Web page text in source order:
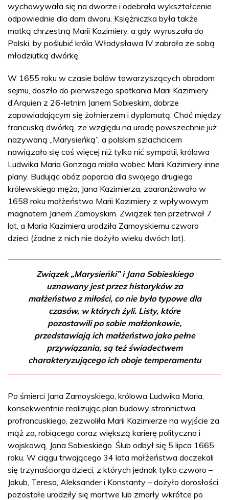
wychowywała się na dworze i odebrała wykształcenie
odpowiednie dla dam dworu. Księżniczka była także
matką chrzestną Marii Kazimiery, a gdy wyruszała do
Polski, by poślubić króla Władysława IV zabrała ze sobą
młodziutką dwórkę.
W 1655 roku w czasie balów towarzyszących obradom
sejmu, doszło do pierwszego spotkania Marii Kazimiery
d’Arquien z 26-letnim Janem Sobieskim, dobrze
zapowiadającym się żołnierzem i dyplomatą. Choć między
francuską dwórką, ze względu na urodę powszechnie już
nazywaną „Marysieńką”, a polskim szlachcicem
nawiązało się coś więcej niż tylko nić sympatii, królowa
Ludwika Maria Gonzaga miała wobec Marii Kazimiery inne
plany. Budując obóz poparcia dla swojego drugiego
królewskiego męża, Jana Kazimierza, zaaranżowała w
1658 roku małżeństwo Marii Kazimiery z wpływowym
magnatem Janem Zamoyskim. Związek ten przetrwał 7
lat, a Maria Kazimiera urodziła Zamoyskiemu czworo
dzieci (żadne z nich nie dożyło wieku dwóch lat).
Związek „Marysieńki” i Jana Sobieskiego
uznawany jest przez historyków za
małżeństwo z miłości, co nie było typowe dla
czasów, w których żyli. Listy, które
pozostawili po sobie małżonkowie,
przedstawiają ich małżeństwo jako pełne
przywiązania, są też świadectwem
charakteryzującego ich oboje temperamentu
Po śmierci Jana Zamoyskiego, królowa Ludwika Maria,
konsekwentnie realizując plan budowy stronnictwa
profrancuskiego, zezwoliła Marii Kazimierze na wyjście za
mąż za, robiącego coraz większą karierę polityczna i
wojskową, Jana Sobieskiego. Ślub odbył się 5 lipca 1665
roku. W ciągu trwającego 34 lata małżeństwa doczekali
się trzynaściorga dzieci, z których jednak tylko czworo –
Jakub, Teresa, Aleksander i Konstanty – dożyło dorosłości,
pozostałe urodziły się martwe lub zmarły wkrótce po